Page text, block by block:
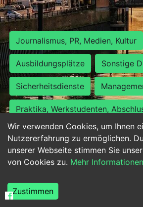
Wir verwenden Cookies, um Ihnen
Nutzererfahrung zu ermöglichen.
unserer Webseite stimmen Sie
von Cookies zu. Mehr Informationen
Zustimmen
Journalismus, PR, Medien, Kultur
Ausbildungsplätze Sonstige
Sicherheitsdienste
Praktika, Werkstudenten,
Personalwesen Assistenz,
Hilfskräfte, Aushilfs- und
Weiterbildung, Studium, duale